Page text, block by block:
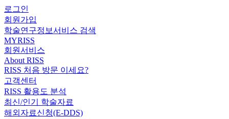
로그인
회원가입
학술연구정보서비스 검색
MYRISS
회원서비스
About RISS
RISS 처음 방문 이세요?
고객센터
RISS 활용도 분석
최신/인기 학술자료
해외자료신청(E-DDS)